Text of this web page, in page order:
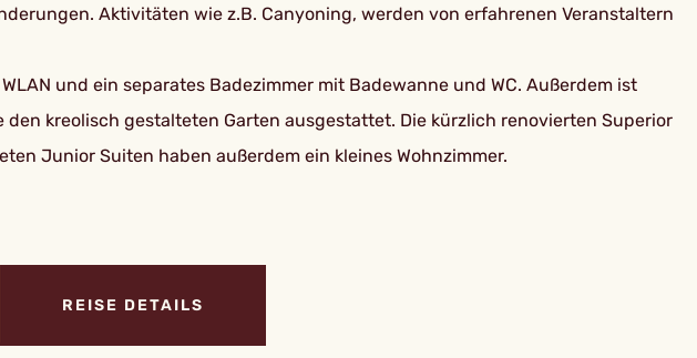
Aktivitäten wie z.B. Canyoning, werden von erfahrenen Veranstaltern
und ein separates Badezimmer mit Badewanne und WC. Außerdem ist
kreolisch gestalteten Garten ausgestattet. Die kürzlich renovierten Superior
Junior Suiten haben außerdem ein kleines Wohnzimmer.
REISE DETAILS